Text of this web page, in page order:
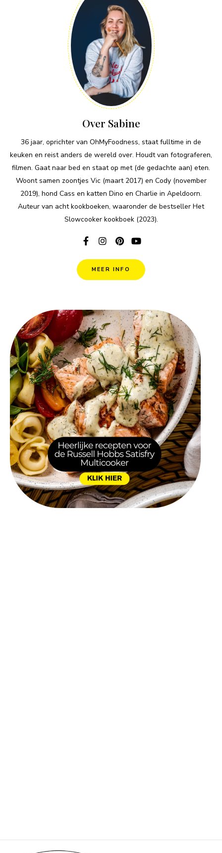
Over Sabine
36 jaar, oprichter van OhMyFoodness, staat fulltime in de
keuken en reist anders de wereld over. Houdt van fotograferen,
filmen. Gaat naar bed en staat op met (de gedachte aan) eten.
Woont samen zoontjes Vic (maart 2017) en Cody (november
2019), hond Cass en katten Dino en Charlie in Apeldoorn.
Auteur van acht kookboeken, waaronder de bestseller Het
Slowcooker kookboek (2023).
MEER INFO